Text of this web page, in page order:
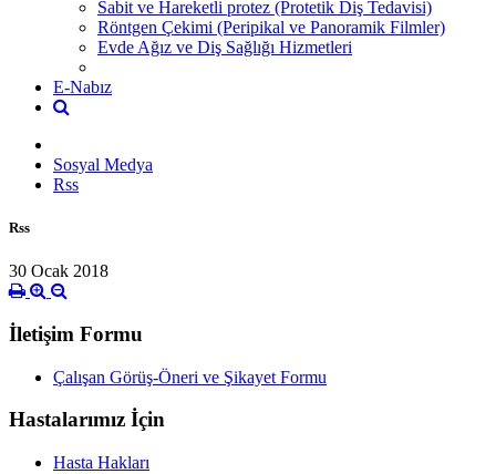
Sabit ve Hareketli protez (Protetik Diş Tedavisi)
Röntgen Çekimi (Peripikal ve Panoramik Filmler)
Evde Ağız ve Diş Sağlığı Hizmetleri
E-Nabız
Sosyal Medya
Rss
Rss
30 Ocak 2018
İletişim Formu
Çalışan Görüş-Öneri ve Şikayet Formu
Hastalarımız İçin
Hasta Hakları